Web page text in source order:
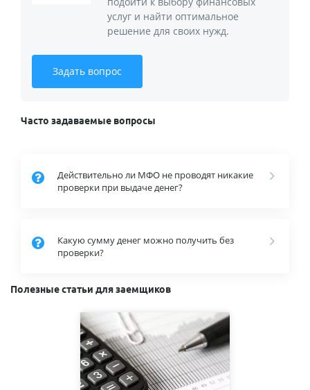
услуг и найти оптимальное
решение для своих нужд.
Задать вопрос
Часто задаваемые вопросы
Действительно ли МФО не проводят никакие
проверки при выдаче денег?
Какую сумму денег можно получить без
проверки?
Полезные статьи для заемщиков